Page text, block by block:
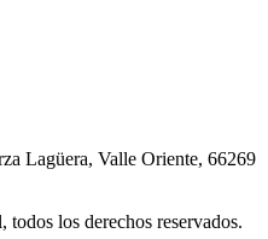
Lagüera, Valle Oriente, 66269
los derechos reservados.